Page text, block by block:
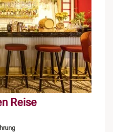
Reise